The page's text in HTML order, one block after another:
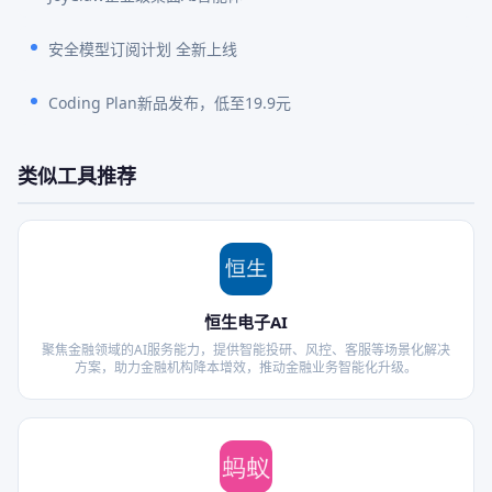
安全模型订阅计划 全新上线
Coding Plan新品发布，低至19.9元
类似工具推荐
恒生电子AI
聚焦金融领域的AI服务能力，提供智能投研、风控、客服等场景化解决
方案，助力金融机构降本增效，推动金融业务智能化升级。